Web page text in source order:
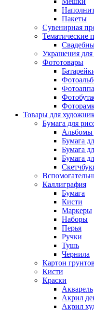
Пакеты
Сувенирная
Тематические
Украшения для
Фототовары
Товары для
Бумага для
Альбомы
Бумага
Бумага
Бумага
Каллиграфия
Бумага
Кисти
Маркеры
Наборы
Перья
Ручки
Тушь
Чернила
Картон
Кисти
Краски
Акварель
Акрил
Акрил